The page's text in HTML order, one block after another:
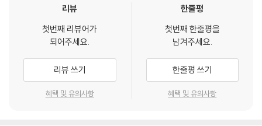
리뷰
첫번째 리뷰어가
되어주세요.
리뷰 쓰기
혜택 및 유의사항
한줄평
첫번째 한줄평을
남겨주세요.
한줄평 쓰기
혜택 및 유의사항